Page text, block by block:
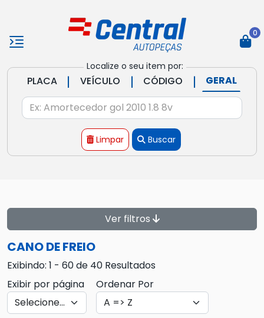
Localize o seu item por:
PLACA | VEÍCULO | CÓDIGO | GERAL
Limpar Buscar
0
Ver filtros
CANO DE FREIO
Exibindo: 1 - 60 de 40 Resultados
Exibir por página
Ordenar Por